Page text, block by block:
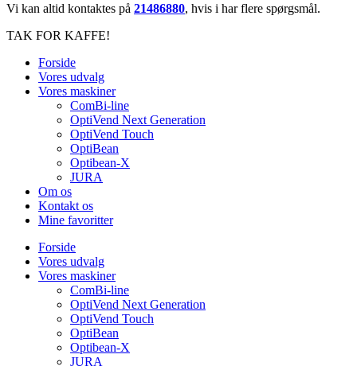
Vi kan altid kontaktes på 21486880, hvis i har flere spørgsmål.
TAK FOR KAFFE!
Forside
Vores udvalg
Vores maskiner
ComBi-line
OptiVend Next Generation
OptiVend Touch
OptiBean
Optibean-X
JURA
Om os
Kontakt os
Mine favoritter
Forside
Vores udvalg
Vores maskiner
ComBi-line
OptiVend Next Generation
OptiVend Touch
OptiBean
Optibean-X
JURA